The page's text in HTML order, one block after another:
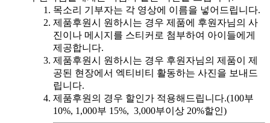
목소리 기부자는 각 영상에 이름을 넣어드립니다.
제품후원시 원하시는 경우 제품에 후원자님의 사
진이나 메시지를 스티커로 첨부하여 아이들에게
제공합니다.
제품후원시 원하시는 경우 후원자님의 제품이 제
공된 현장에서 엑티비티 활동하는 사진을 보내드
립니다.
제품후원의 경우 할인가 적용해드립니다.(100부
10%, 1,000부 15%, 3,000부이상 20%할인)